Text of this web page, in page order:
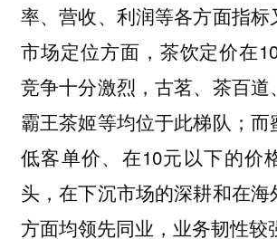
率、营收、利润等各方面指标
市场定位方面，茶饮定价在
竞争十分激烈，古茗、茶百道
霸王茶姬等均位于此梯队；
低客单价、在10元以下的价
头，在下沉市场的深耕和在海
方面均领先同业，业务韧性较